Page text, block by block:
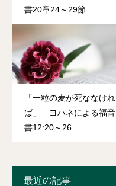
書20章24～29節
「一粒の麦が死ななけれ
ば」 ヨハネによる福音
書12:20～26
最近の記事